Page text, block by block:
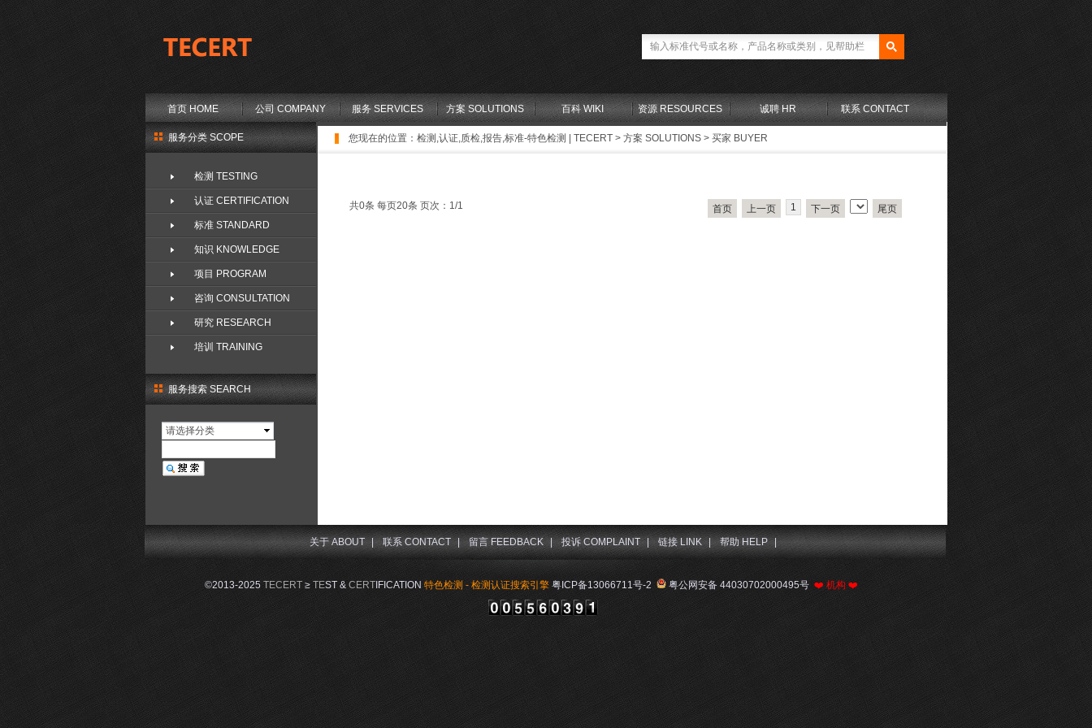
首页 HOME 公司 COMPANY 服务 SERVICES 方案 SOLUTIONS 百科 WIKI 资源 RESOURCES 诚聘 HR 联系 CONTACT
服务搜索 SEARCH
请选择分类
您现在的位置： 检测,认证,质检,报告,标准-特色检测 | TECERT > 方案 SOLUTIONS > 买家 BUYER
共0条 每页20条 页次：1/1 首页 上一页 1 下一页 尾页
服务分类 SCOPE
检测 TESTING
认证 CERTIFICATION
标准 STANDARD
知识 KNOWLEDGE
项目 PROGRAM
咨询 CONSULTATION
研究 RESEARCH
培训 TRAINING
©2013-2025 TECERT≥ TEST & CERTIFICATION 特色检测 - 检测认证搜索引擎 粤ICP备13066711号-2 粤公网安备 44030702000495号 ❤️ 机构 ❤️
关于 ABOUT 联系 CONTACT | 留言 FEEDBACK 投诉 COMPLAINT 链接 LINK | 帮助 HELP